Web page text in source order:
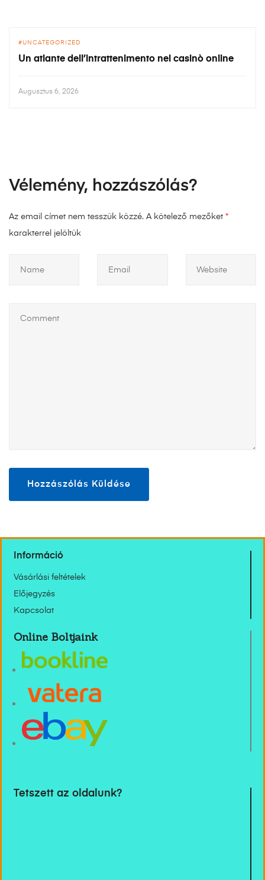
UNCATEGORIZED
Un atlante dell’intrattenimento nei casinò online
Augusztus 6, 2026
Vélemény, hozzászólás?
Az email címet nem tesszük közzé. A kötelező mezőket *
karakterrel jelöltük
Információ
Vásárlási feltételek
Előjegyzés
Kapcsolat
Online Boltjaink
Tetszett az oldalunk?